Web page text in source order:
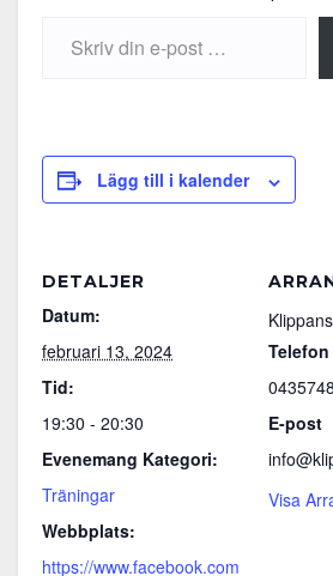
Lägg till i kalender
DETALJER
Datum:
februari 13, 2024
Tid:
19:30 - 20:30
Evenemang Kategori:
Träningar
Webbplats:
https://www.facebook.com
Telefon
E-post
Visa